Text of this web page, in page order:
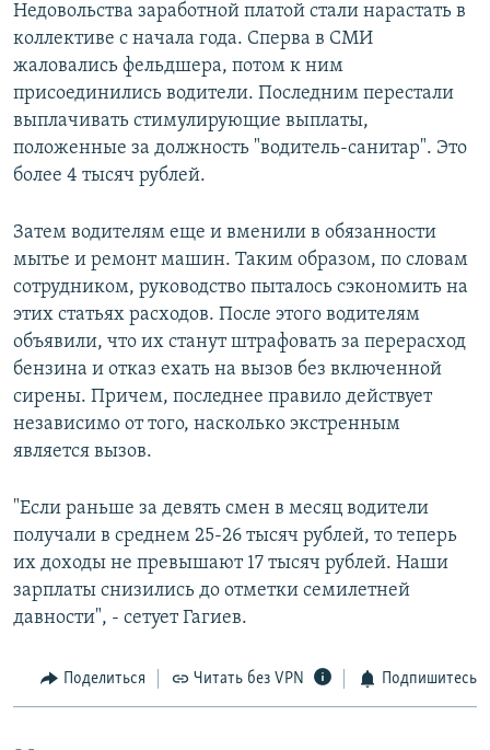
Недовольства заработной платой стали нарастать в
коллективе с начала года. Сперва в СМИ
жаловались фельдшера, потом к ним
присоединились водители. Последним перестали
выплачивать стимулирующие выплаты,
положенные за должность "водитель-санитар". Это
более 4 тысяч рублей.
Затем водителям еще и вменили в обязанности
мытье и ремонт машин. Таким образом, по словам
сотрудником, руководство пыталось сэкономить на
этих статьях расходов. После этого водителям
объявили, что их станут штрафовать за перерасход
бензина и отказ ехать на вызов без включенной
сирены. Причем, последнее правило действует
независимо от того, насколько экстренным
является вызов.
"Если раньше за девять смен в месяц водители
получали в среднем 25-26 тысяч рублей, то теперь
их доходы не превышают 17 тысяч рублей. Наши
зарплаты снизились до отметки семилетней
давности", - сетует Гагиев.
Поделиться Читать без VPN Подпишитесь